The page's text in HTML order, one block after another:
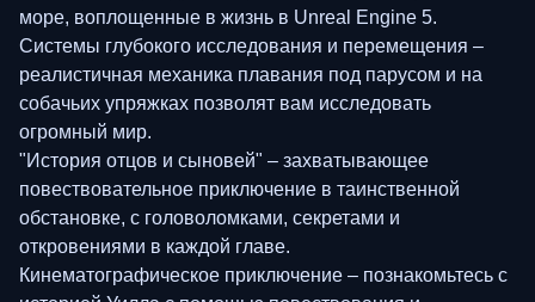
море, воплощенные в жизнь в Unreal Engine 5.
Системы глубокого исследования и перемещения –
реалистичная механика плавания под парусом и на
собачьих упряжках позволят вам исследовать
огромный мир.
"История отцов и сыновей" – захватывающее
повествовательное приключение в таинственной
обстановке, с головоломками, секретами и
откровениями в каждой главе.
Кинематографическое приключение – познакомьтесь с